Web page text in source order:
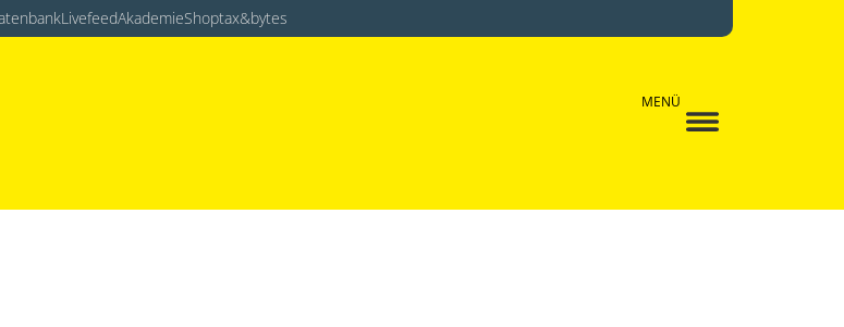
LivefeedAkademieShoptax&bytes
MENÜ